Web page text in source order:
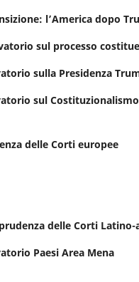
l’America dopo
sul processo
sulla Presidenza
sul
delle Corti europee
delle Corti Latino-
Paesi Area Mena